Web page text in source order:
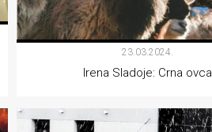
23.03.2024.
Irena Sladoje: Crna ovca